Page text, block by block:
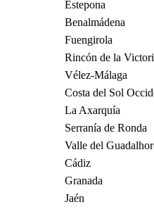
Estepona
Benalmádena
Fuengirola
Rincón de la
Vélez-Málaga
Costa del Sol
La Axarquía
Serranía de Ronda
Valle del
Cádiz
Granada
Jaén